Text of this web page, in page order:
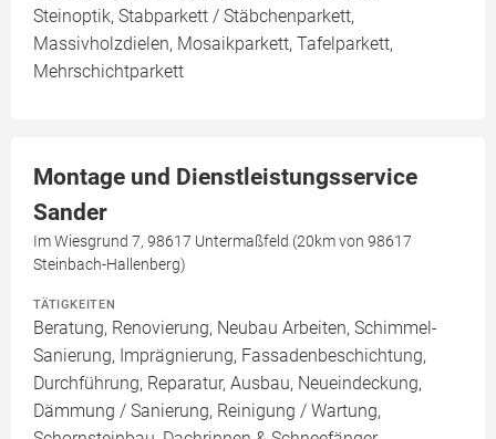
Steinoptik, Stabparkett / Stäbchenparkett,
Massivholzdielen, Mosaikparkett, Tafelparkett,
Mehrschichtparkett
Montage und Dienstleistungsservice
Sander
Im Wiesgrund 7, 98617 Untermaßfeld (20km von 98617
Steinbach-Hallenberg)
TÄTIGKEITEN
Beratung, Renovierung, Neubau Arbeiten, Schimmel-
Sanierung, Imprägnierung, Fassadenbeschichtung,
Durchführung, Reparatur, Ausbau, Neueindeckung,
Dämmung / Sanierung, Reinigung / Wartung,